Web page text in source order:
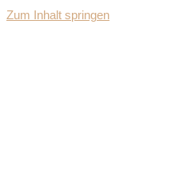
Zum Inhalt springen